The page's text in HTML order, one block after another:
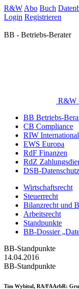
R&W Abo Buch
Login Registrieren
BB - Betriebs-Berater
R&W
BB Betriebs-
CB Compliance
RIW International
EWS Europa
RdF Finanzen
RdZ
DSB-Datenschutz
Wirtschaftsrecht
Steuerrecht
Bilanzrecht und
Arbeitsrecht
Standpunkte
BB-Dossier
BB-Standpunkte
14.04.2016
BB-Standpunkte
Tim Wybitul, RA/FAArbR: